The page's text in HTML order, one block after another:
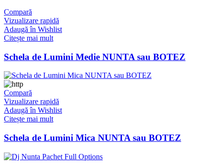
Compară
Vizualizare rapidă
Adaugă în Wishlist
Citește mai mult
Schela de Lumini Medie NUNTA sau BOTEZ
Compară
Vizualizare rapidă
Adaugă în Wishlist
Citește mai mult
Schela de Lumini Mica NUNTA sau BOTEZ